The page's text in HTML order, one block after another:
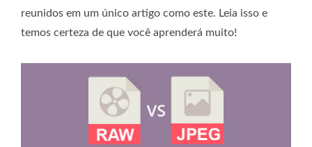
reunidos em um único artigo como este. Leia isso e
temos certeza de que você aprenderá muito!